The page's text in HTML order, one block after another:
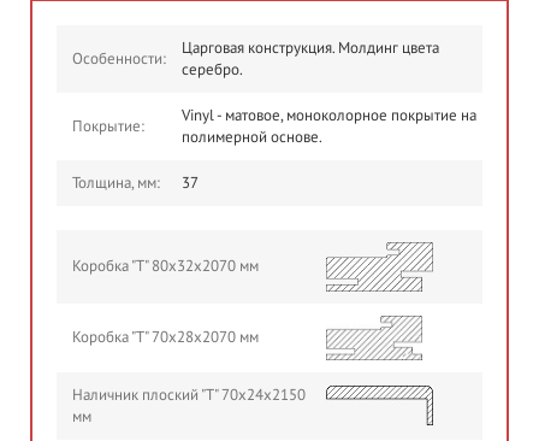
Особенности:
Царговая конструкция. Молдинг цвета
серебро.
Покрытие:
Vinyl - матовое, моноколорное покрытие на
полимерной основе.
Толщина, мм: 37
Коробка "Т" 80х32х2070 мм
Коробка "Т" 70х28х2070 мм
Наличник плоский "Т" 70х24х2150
мм